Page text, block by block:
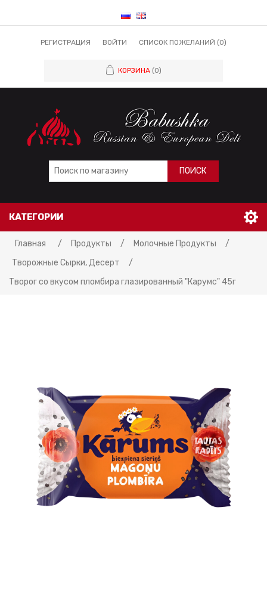
РЕГИСТРАЦИЯ ВОЙТИ СПИСОК ПОЖЕЛАНИЙ (0)
КОРЗИНА (0)
ПОИСК
КАТЕГОРИИ
Главная / Продукты / Молочные Продукты
/
Творожные Сырки, Десерт
/
Творог со вкусом пломбира глазированный "Карумс" 45г
Имя атрибута Значение атрибута